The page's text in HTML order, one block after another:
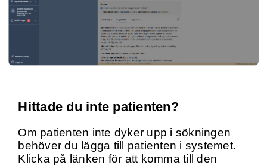
Hittade du inte patienten?
Om patienten inte dyker upp i sökningen
behöver du lägga till patienten i systemet.
Klicka på länken för att komma till den